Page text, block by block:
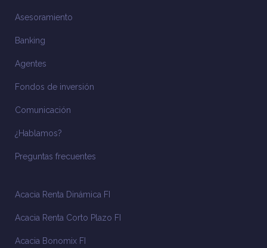
Asesoramiento
Banking
Agentes
Fondos de inversión
Comunicación
¿Hablamos?
Preguntas frecuentes
Acacia Renta Dinámica FI
Acacia Renta Corto Plazo FI
Acacia Bonomix FI